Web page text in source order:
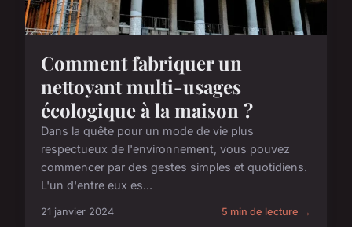
Comment fabriquer un
nettoyant multi-usages
écologique à la maison ?
Dans la quête pour un mode de vie plus
respectueux de l'environnement, vous pouvez
commencer par des gestes simples et quotidiens.
L'un d'entre eux es...
21 janvier 2024 5 min de lecture →